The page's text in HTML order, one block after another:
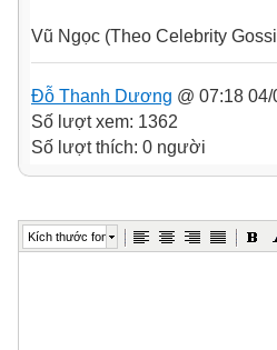
Vũ Ngọc (Theo Celebrity
Đỗ Thanh Dương @ 07:18
Số lượt xem: 1362
Số lượt thích: 0 người
Kích thước font